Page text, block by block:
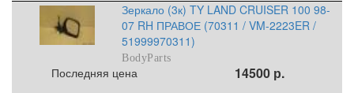
Зеркало (3к) TY LAND CRUISER 100 98-
07 RH ПРАВОЕ (70311 / VM-2223ER /
51999970311)
BodyParts
Последняя цена 14500 р.